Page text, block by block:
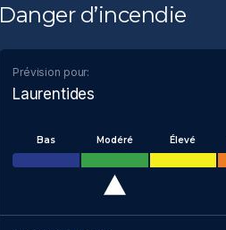
Danger d’incendie
Prévision pour:
Laurentides
Bas Modéré Élevé